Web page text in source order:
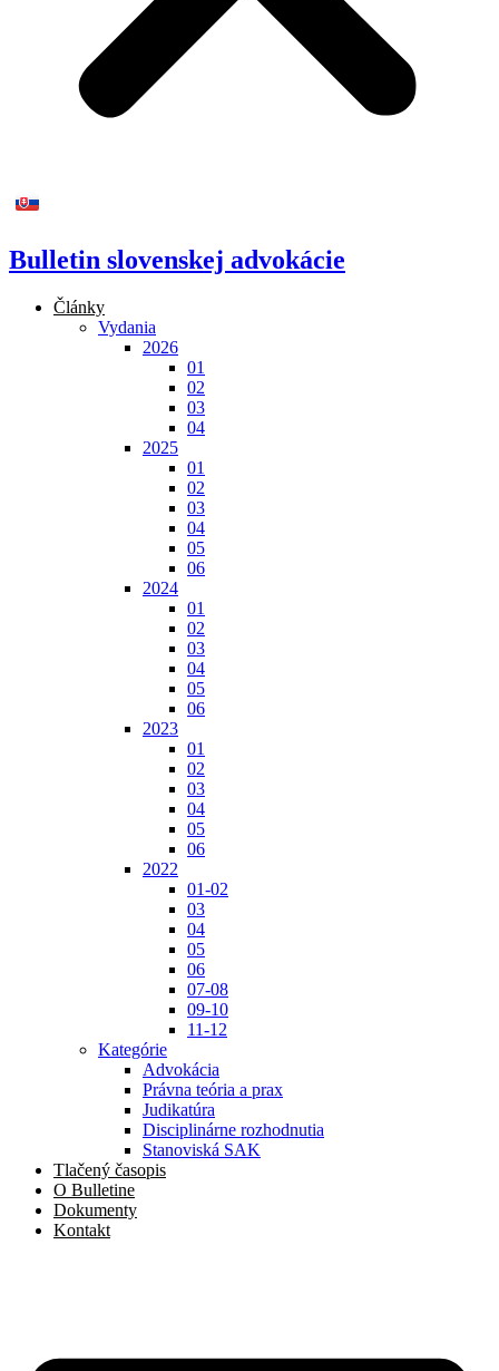
Bulletin slovenskej advokácie
Články
Vydania
2026
01
02
03
04
2025
01
02
03
04
05
06
2024
01
02
03
04
05
06
2023
01
02
03
04
05
06
2022
01-02
03
04
05
06
07-08
09-10
11-12
Kategórie
Advokácia
Právna teória a prax
Judikatúra
Disciplinárne rozhodnutia
Stanoviská SAK
Tlačený časopis
O Bulletine
Dokumenty
Kontakt